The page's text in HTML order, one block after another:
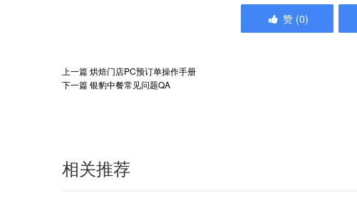
赞 (0)
上一篇烘焙门店PC预订单操作手册
下一篇银豹中餐常见问题QA
相关推荐